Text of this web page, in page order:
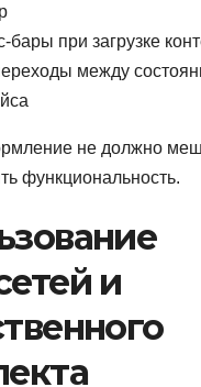
бары при загрузке
между
не должно
функциональность.
и